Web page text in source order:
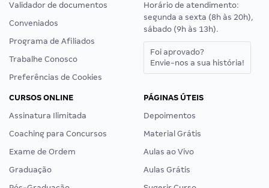
Validador de documentos
Conveniados
Programa de Afiliados
Trabalhe Conosco
Preferências de Cookies
Horário de atendimento:
segunda a sexta (8h às 20h),
sábado (9h às 13h).
Foi aprovado?
Envie-nos a sua história!
CURSOS ONLINE
Assinatura Ilimitada
Coaching para Concursos
Exame de Ordem
Graduação
PÁGINAS ÚTEIS
Depoimentos
Material Grátis
Aulas ao Vivo
Aulas Grátis